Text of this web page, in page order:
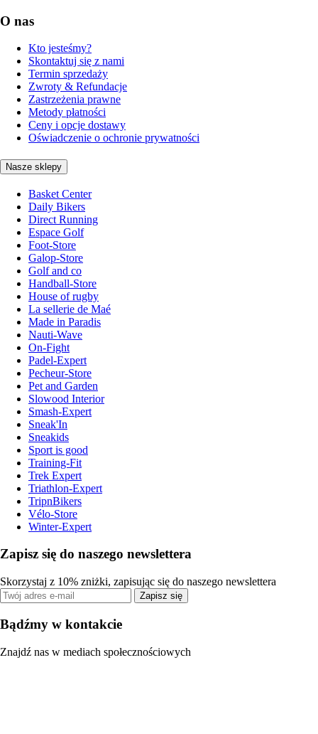
O nas
Kto jesteśmy?
Skontaktuj się z nami
Termin sprzedaży
Zwroty & Refundacje
Zastrzeżenia prawne
Metody płatności
Ceny i opcje dostawy
Oświadczenie o ochronie prywatności
Nasze sklepy
Basket Center
Daily Bikers
Direct Running
Espace Golf
Foot-Store
Galop-Store
Golf and co
Handball-Store
House of rugby
La sellerie de Maé
Made in Paradis
Nauti-Wave
On-Fight
Padel-Expert
Pecheur-Store
Pet and Garden
Slowood Interior
Smash-Expert
Sneak'In
Sneakids
Sport is good
Training-Fit
Trek Expert
Triathlon-Expert
TripnBikers
Vélo-Store
Winter-Expert
Zapisz się do naszego newslettera
Skorzystaj z 10% zniżki, zapisując się do naszego newslettera
Zapisz się
Bądźmy w kontakcie
Znajdź nas w mediach społecznościowych